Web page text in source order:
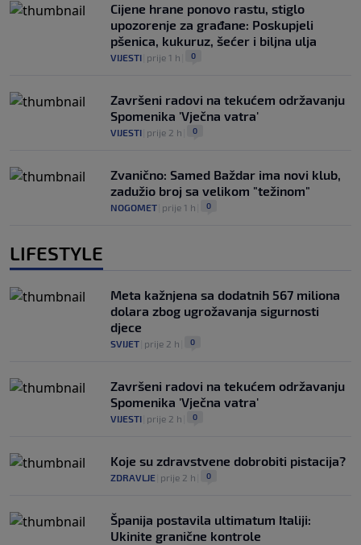
Cijene hrane ponovo rastu, stiglo
upozorenje za građane: Poskupjeli
pšenica, kukuruz, šećer i biljna ulja
VIJESTI prije 1 h 0
Završeni radovi na tekućem održavanju
Spomenika 'Vječna vatra'
VIJESTI prije 2 h 0
Zvanično: Samed Baždar ima novi klub,
zadužio broj sa velikom "težinom"
NOGOMET prije 1 h 0
LIFESTYLE
Meta kažnjena sa dodatnih 567 miliona
dolara zbog ugrožavanja sigurnosti
djece
SVIJET prije 2 h 0
Završeni radovi na tekućem održavanju
Spomenika 'Vječna vatra'
VIJESTI prije 2 h 0
Koje su zdravstvene dobrobiti pistacija?
ZDRAVLJE prije 2 h 0
Španija postavila ultimatum Italiji:
Ukinite granične kontrole